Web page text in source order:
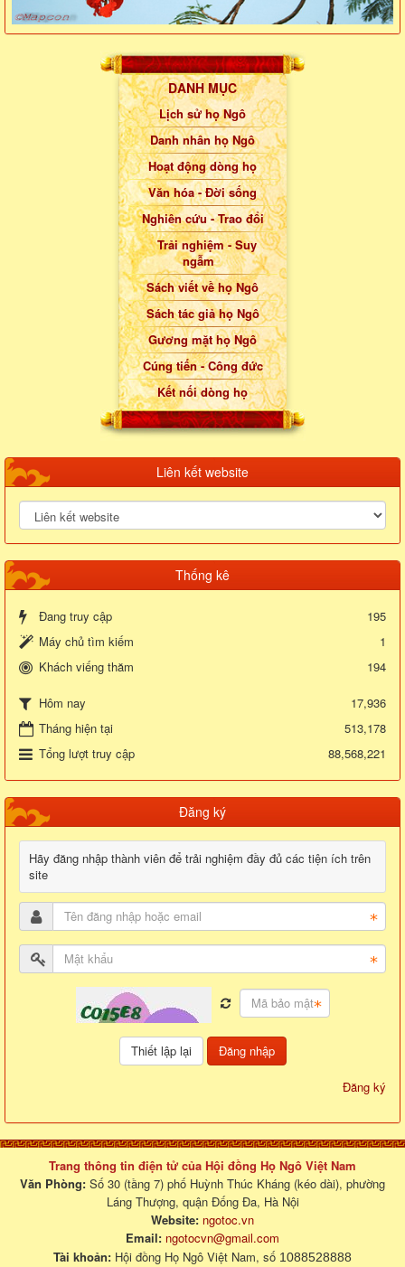
DANH MỤC
Lịch sử họ Ngô
Danh nhân họ Ngô
Hoạt động dòng họ
Văn hóa - Đời sống
Nghiên cứu - Trao đổi
Trải nghiệm - Suy
ngẫm
Sách viết về họ Ngô
Sách tác giả họ Ngô
Gương mặt họ Ngô
Cúng tiến - Công đức
Kết nối dòng họ
Liên kết website
Thống kê
Đang truy cập
195
Máy chủ tìm kiếm
1
Khách viếng thăm
194
Hôm nay
17,936
Tháng hiện tại
513,178
Tổng lượt truy cập
88,568,221
Đăng ký
Hãy đăng nhập thành viên để trải nghiệm đầy đủ các tiện ích trên
site
Đăng nhập
Đăng ký
Trang thông tin điện tử của Hội đồng Họ Ngô Việt Nam
Văn Phòng: Số 30 (tầng 7) phố Huỳnh Thúc Kháng (kéo dài), phường
Láng Thượng, quận Đống Đa, Hà Nội
Website: ngotoc.vn
Email: ngotocvn@gmail.com
Tài khoản: Hội đồng Họ Ngô Việt Nam, số 1088528888